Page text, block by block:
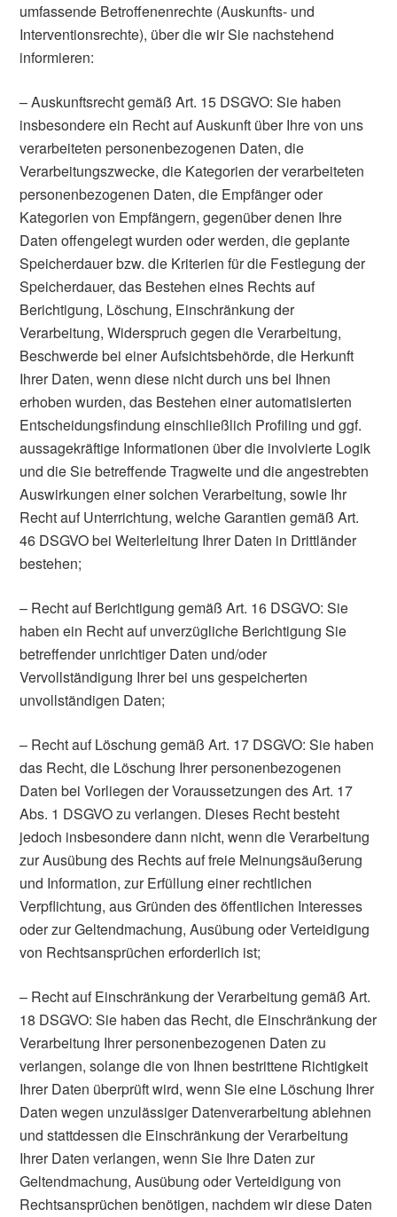
umfassende Betroffenenrechte (Auskunfts- und
Interventionsrechte), über die wir Sie nachstehend
informieren:
– Auskunftsrecht gemäß Art. 15 DSGVO: Sie haben
insbesondere ein Recht auf Auskunft über Ihre von uns
verarbeiteten personenbezogenen Daten, die
Verarbeitungszwecke, die Kategorien der verarbeiteten
personenbezogenen Daten, die Empfänger oder
Kategorien von Empfängern, gegenüber denen Ihre
Daten offengelegt wurden oder werden, die geplante
Speicherdauer bzw. die Kriterien für die Festlegung der
Speicherdauer, das Bestehen eines Rechts auf
Berichtigung, Löschung, Einschränkung der
Verarbeitung, Widerspruch gegen die Verarbeitung,
Beschwerde bei einer Aufsichtsbehörde, die Herkunft
Ihrer Daten, wenn diese nicht durch uns bei Ihnen
erhoben wurden, das Bestehen einer automatisierten
Entscheidungsfindung einschließlich Profiling und ggf.
aussagekräftige Informationen über die involvierte Logik
und die Sie betreffende Tragweite und die angestrebten
Auswirkungen einer solchen Verarbeitung, sowie Ihr
Recht auf Unterrichtung, welche Garantien gemäß Art.
46 DSGVO bei Weiterleitung Ihrer Daten in Drittländer
bestehen;
– Recht auf Berichtigung gemäß Art. 16 DSGVO: Sie
haben ein Recht auf unverzügliche Berichtigung Sie
betreffender unrichtiger Daten und/oder
Vervollständigung Ihrer bei uns gespeicherten
unvollständigen Daten;
– Recht auf Löschung gemäß Art. 17 DSGVO: Sie haben
das Recht, die Löschung Ihrer personenbezogenen
Daten bei Vorliegen der Voraussetzungen des Art. 17
Abs. 1 DSGVO zu verlangen. Dieses Recht besteht
jedoch insbesondere dann nicht, wenn die Verarbeitung
zur Ausübung des Rechts auf freie Meinungsäußerung
und Information, zur Erfüllung einer rechtlichen
Verpflichtung, aus Gründen des öffentlichen Interesses
oder zur Geltendmachung, Ausübung oder Verteidigung
von Rechtsansprüchen erforderlich ist;
– Recht auf Einschränkung der Verarbeitung gemäß Art.
18 DSGVO: Sie haben das Recht, die Einschränkung der
Verarbeitung Ihrer personenbezogenen Daten zu
verlangen, solange die von Ihnen bestrittene Richtigkeit
Ihrer Daten überprüft wird, wenn Sie eine Löschung Ihrer
Daten wegen unzulässiger Datenverarbeitung ablehnen
und stattdessen die Einschränkung der Verarbeitung
Ihrer Daten verlangen, wenn Sie Ihre Daten zur
Geltendmachung, Ausübung oder Verteidigung von
Rechtsansprüchen benötigen, nachdem wir diese Daten